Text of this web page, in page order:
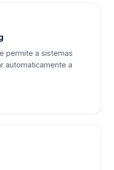
permite a sistemas
automaticamente a